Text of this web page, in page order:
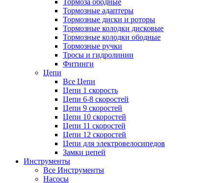
Тормоза ободные
Тормозные адаптеры
Тормозные диски и роторы
Тормозные колодки дисковые
Тормозные колодки ободные
Тормозные ручки
Тросы и гидролинии
Фитинги
Цепи
Все Цепи
Цепи 1 скорость
Цепи 6-8 скоростей
Цепи 9 скоростей
Цепи 10 скоростей
Цепи 11 скоростей
Цепи 12 скоростей
Цепи для электровелосипедов
Замки цепей
Инструменты
Все Инструменты
Насосы